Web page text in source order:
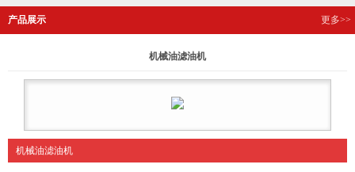
产品展示 更多>>
机械油滤油机
机械油滤油机